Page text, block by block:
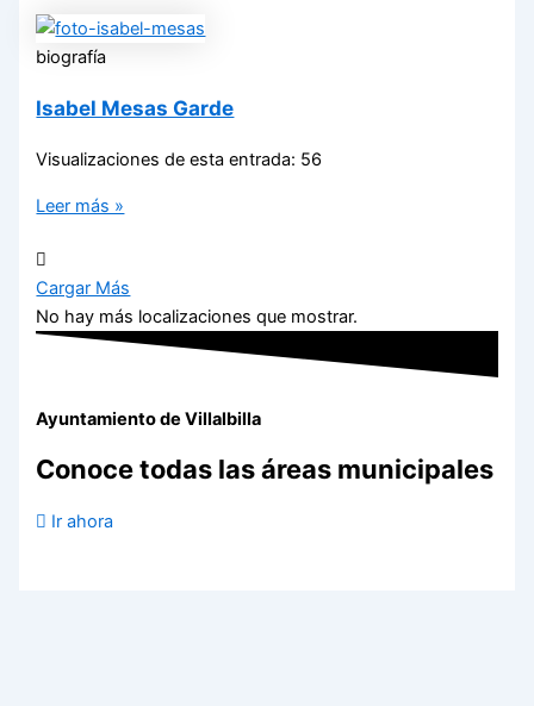
biografía
Isabel Mesas Garde
Visualizaciones de esta entrada: 56
Leer más »
Cargar Más
No hay más localizaciones que mostrar.
Ayuntamiento de Villalbilla
Conoce todas las áreas municipales
Ir ahora